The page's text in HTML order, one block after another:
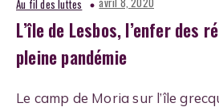
Au fil des luttes
L’île de Lesbos, l’enfer des
pleine pandémie
Le camp de Moria sur l’île